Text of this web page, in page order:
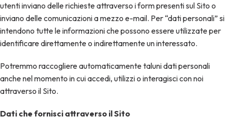
utenti inviano delle richieste attraverso i form presenti sul Sito o
inviano delle comunicazioni a mezzo e-mail. Per “dati personali” si
intendono tutte le informazioni che possono essere utilizzate per
identificare direttamente o indirettamente un interessato.
Potremmo raccogliere automaticamente taluni dati personali
anche nel momento in cui accedi, utilizzi o interagisci con noi
attraverso il Sito.
Dati che fornisci attraverso il Sito